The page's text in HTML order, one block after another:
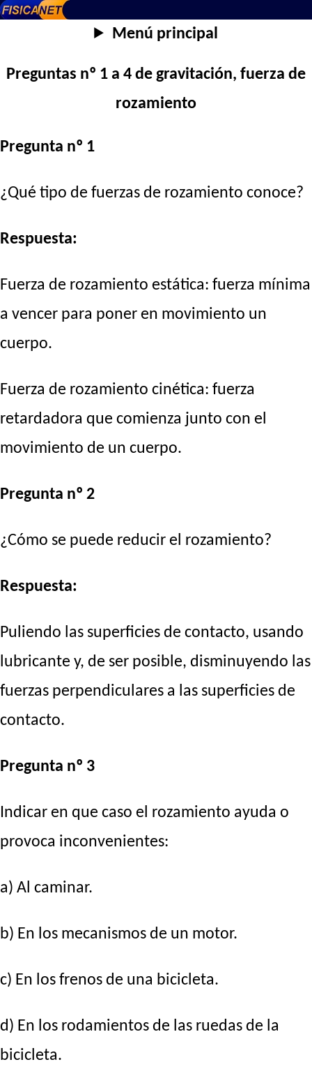
Menú principal
Preguntas nº 1 a 4 de gravitación, fuerza de
rozamiento
Pregunta nº 1
¿Qué tipo de fuerzas de rozamiento conoce?
Respuesta:
Fuerza de rozamiento estática: fuerza mínima
a vencer para poner en movimiento un
cuerpo.
Fuerza de rozamiento cinética: fuerza
retardadora que comienza junto con el
movimiento de un cuerpo.
Pregunta nº 2
¿Cómo se puede reducir el rozamiento?
Respuesta:
Puliendo las superficies de contacto, usando
lubricante y, de ser posible, disminuyendo las
fuerzas perpendiculares a las superficies de
contacto.
Pregunta nº 3
Indicar en que caso el rozamiento ayuda o
provoca inconvenientes:
a) Al caminar.
b) En los mecanismos de un motor.
c) En los frenos de una bicicleta.
d) En los rodamientos de las ruedas de la
bicicleta.